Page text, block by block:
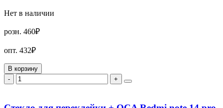
Нет в наличии
розн. 460₽
опт. 432₽
В корзину
-
+